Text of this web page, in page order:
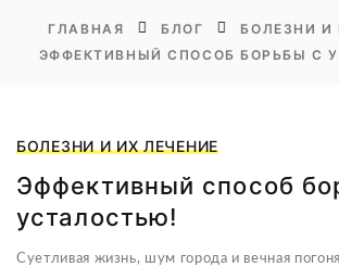
ГЛАВНАЯ БЛОГ
БОЛЕЗНИ И
ЭФФЕКТИВНЫЙ СПОСОБ БОРЬБЫ С
БОЛЕЗНИ И ИХ ЛЕЧЕНИЕ
Эффективный способ
усталостью!
Суетливая жизнь, шум города и вечная